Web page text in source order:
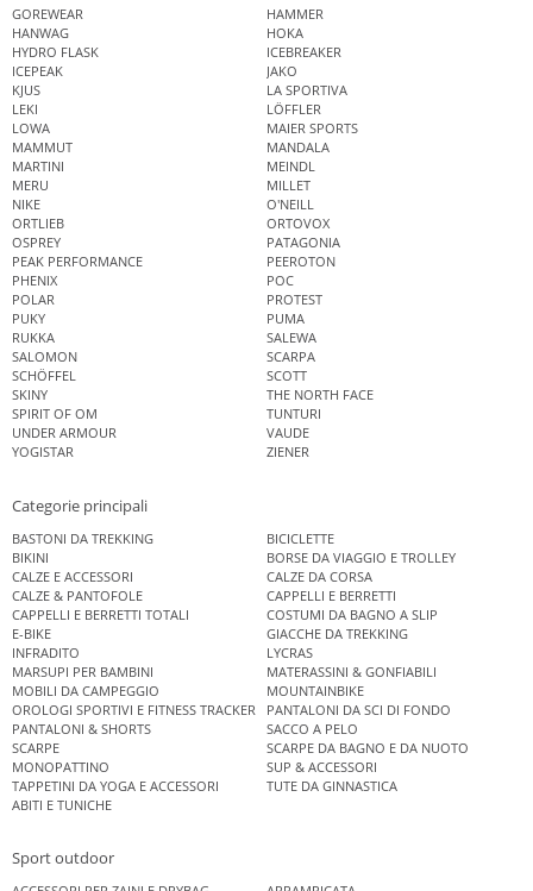
GOREWEAR
HAMMER
HANWAG
HOKA
HYDRO FLASK
ICEBREAKER
ICEPEAK
JAKO
KJUS
LA SPORTIVA
LEKI
LÖFFLER
LOWA
MAIER SPORTS
MAMMUT
MANDALA
MARTINI
MEINDL
MERU
MILLET
NIKE
O'NEILL
ORTLIEB
ORTOVOX
OSPREY
PATAGONIA
PEAK PERFORMANCE
PEEROTON
PHENIX
POC
POLAR
PROTEST
PUKY
PUMA
RUKKA
SALEWA
SALOMON
SCARPA
SCHÖFFEL
SCOTT
SKINY
THE NORTH FACE
SPIRIT OF OM
TUNTURI
UNDER ARMOUR
VAUDE
YOGISTAR
ZIENER
Categorie principali
BASTONI DA TREKKING
BICICLETTE
BIKINI
BORSE DA VIAGGIO E TROLLEY
CALZE E ACCESSORI
CALZE DA CORSA
CALZE & PANTOFOLE
CAPPELLI E BERRETTI
CAPPELLI E BERRETTI TOTALI
COSTUMI DA BAGNO A SLIP
E-BIKE
GIACCHE DA TREKKING
INFRADITO
LYCRAS
MARSUPI PER BAMBINI
MATERASSINI & GONFIABILI
MOBILI DA CAMPEGGIO
MOUNTAINBIKE
OROLOGI SPORTIVI E FITNESS TRACKER
PANTALONI DA SCI DI FONDO
PANTALONI & SHORTS
SACCO A PELO
SCARPE
SCARPE DA BAGNO E DA NUOTO
MONOPATTINO
SUP & ACCESSORI
TAPPETINI DA YOGA E ACCESSORI
TUTE DA GINNASTICA
ABITI E TUNICHE
Sport outdoor